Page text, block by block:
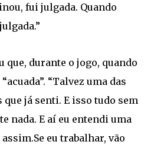
fui julgada. Quando
durante o jogo, quando
“Talvez uma das
já senti. E isso tudo sem
nada. E aí eu entendi uma
eu trabalhar, vão